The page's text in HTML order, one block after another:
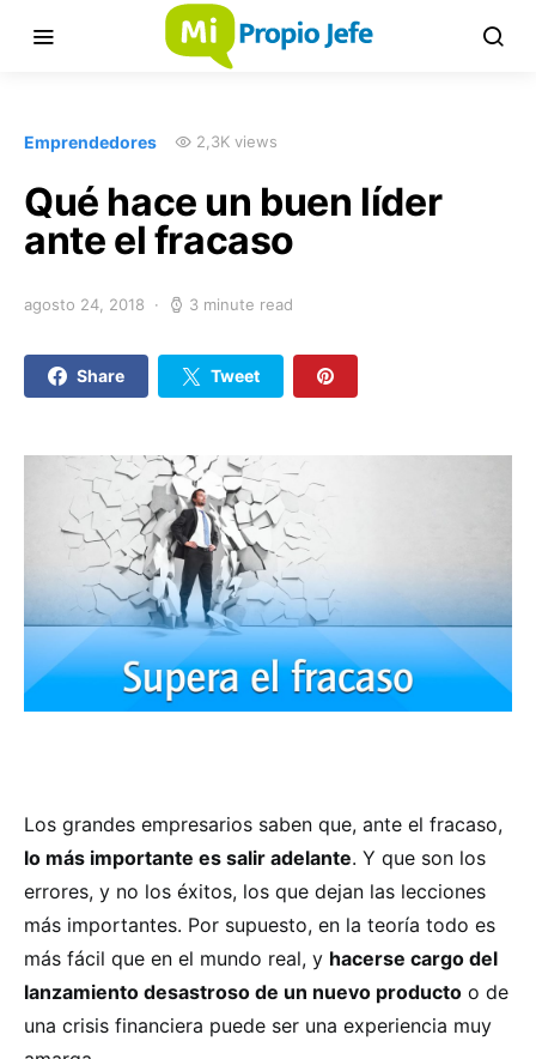
Emprendedores 2,3K views
Qué hace un buen líder
ante el fracaso
agosto 24, 2018 3 minute read
Share Tweet
Los grandes empresarios saben que, ante el fracaso,
lo más importante es salir adelante. Y que son los
errores, y no los éxitos, los que dejan las lecciones
más importantes. Por supuesto, en la teoría todo es
más fácil que en el mundo real, y hacerse cargo del
lanzamiento desastroso de un nuevo producto o de
una crisis financiera puede ser una experiencia muy